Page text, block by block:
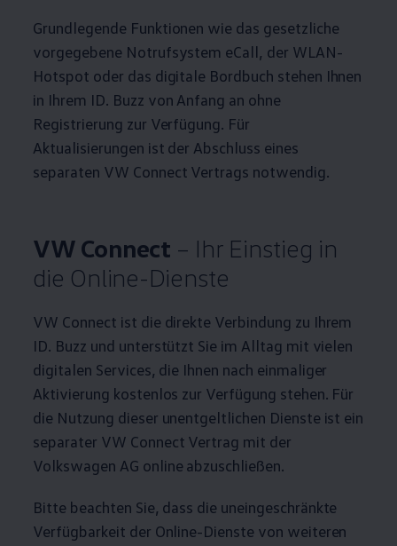
Grundlegende Funktionen wie das gesetzliche
vorgegebene Notrufsystem eCall, der WLAN-
Hotspot oder das digitale Bordbuch stehen Ihnen
in Ihrem ID. Buzz von Anfang an ohne
Registrierung zur Verfügung. Für
Aktualisierungen ist der Abschluss eines
separaten VW Connect Vertrags notwendig.
VW Connect – Ihr Einstieg in
die Online-Dienste
VW Connect ist die direkte Verbindung zu Ihrem
ID. Buzz und unterstützt Sie im Alltag mit vielen
digitalen Services, die Ihnen nach einmaliger
Aktivierung kostenlos zur Verfügung stehen. Für
die Nutzung dieser unentgeltlichen Dienste ist ein
separater VW Connect Vertrag mit der
Volkswagen AG online abzuschließen.
Bitte beachten Sie, dass die uneingeschränkte
Verfügbarkeit der Online-Dienste von weiteren